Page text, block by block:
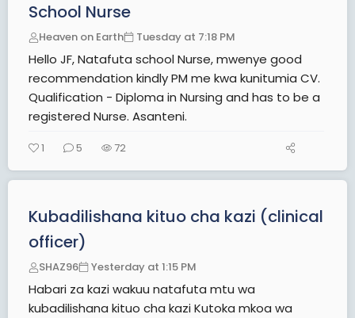
School Nurse
Heaven on Earth Tuesday at 7:18 PM
Hello JF, Natafuta school Nurse, mwenye good
recommendation kindly PM me kwa kunitumia CV.
Qualification - Diploma in Nursing and has to be a
registered Nurse. Asanteni.
1 5 72
Kubadilishana kituo cha kazi (clinical
officer)
SHAZ96 Yesterday at 1:15 PM
Habari za kazi wakuu natafuta mtu wa
kubadilishana kituo cha kazi Kutoka mkoa wa